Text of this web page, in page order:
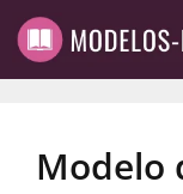
Saltar
al
contenido
Modelo